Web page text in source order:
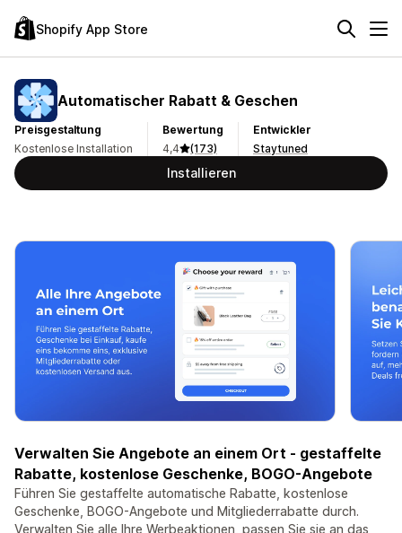
Shopify App Store
Automatischer Rabatt & Geschen
Preisgestaltung
Kostenlose Installation
Bewertung
4,4
(173)
Entwickler
Staytuned
Installieren
Verwalten Sie Angebote an einem Ort - gestaffelte
Rabatte, kostenlose Geschenke, BOGO-Angebote
Führen Sie gestaffelte automatische Rabatte, kostenlose
Geschenke, BOGO-Angebote und Mitgliederrabatte durch.
Verwalten Sie alle Ihre Werbeaktionen, passen Sie sie an das